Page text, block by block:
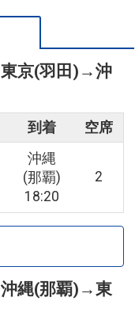
東京(羽田) →沖
到着 空席
沖縄
(那覇)
18:20
2
沖縄(那覇) →東